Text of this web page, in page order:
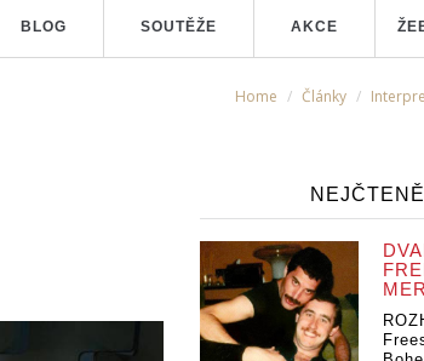
BLOG SOUTĚŽE AKCE
Home Články